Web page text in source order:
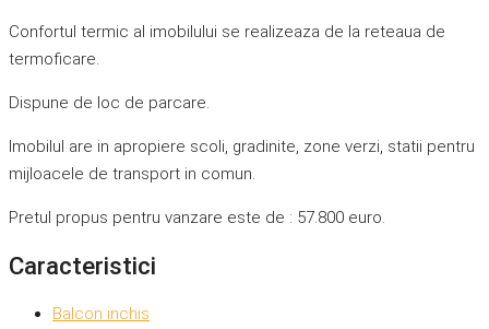
Confortul termic al imobilului se realizeaza de la reteaua de
termoficare.
Dispune de loc de parcare.
Imobilul are in apropiere scoli, gradinite, zone verzi, statii pentru
mijloacele de transport in comun.
Pretul propus pentru vanzare este de : 57.800 euro.
Caracteristici
Balcon inchis